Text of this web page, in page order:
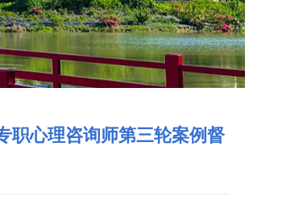
职心理咨询师第三轮案例督